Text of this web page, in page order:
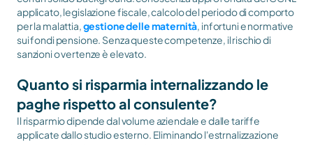
applicato, legislazione fiscale, calcolo del periodo di comporto
per la malattia, gestione delle maternità, infortuni e normative
sui fondi pensione. Senza queste competenze, il rischio di
sanzioni o vertenze è elevato.
Quanto si risparmia internalizzando le
paghe rispetto al consulente?
Il risparmio dipende dal volume aziendale e dalle tariffe
applicate dallo studio esterno. Eliminando l'estrnalizzazione